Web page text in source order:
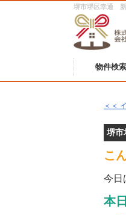
物件検索
＜＜
堺
こ
今日
本